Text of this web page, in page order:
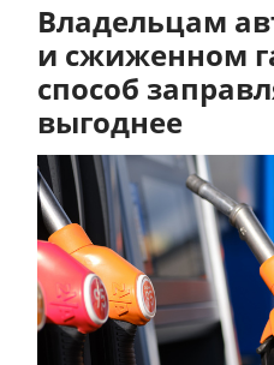
Владельцам
и сжиженном
способ
выгоднее